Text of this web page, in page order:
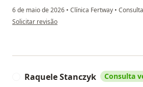
6 de maio de 2026 • Clínica Fertway •
na opinião do utilizador V.C.
Solicitar revisão
Raquele Stanczyk Consulta